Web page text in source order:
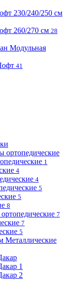
230/240/250 см
260/270 см 28
Модульная
41
ортопедические
1
4
4
5
5
8
7
7
5
Металлические
1
2